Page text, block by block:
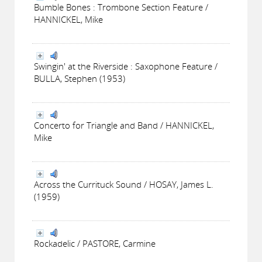
Bumble Bones : Trombone Section Feature /
HANNICKEL, Mike
Swingin' at the Riverside : Saxophone Feature /
BULLA, Stephen (1953)
Concerto for Triangle and Band / HANNICKEL,
Mike
Across the Currituck Sound / HOSAY, James L.
(1959)
Rockadelic / PASTORE, Carmine